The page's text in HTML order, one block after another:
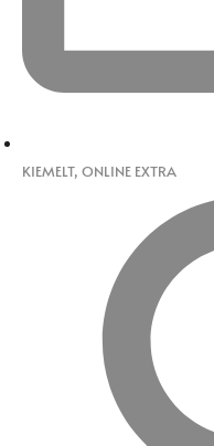
KIEMELT, ONLINE EXTRA